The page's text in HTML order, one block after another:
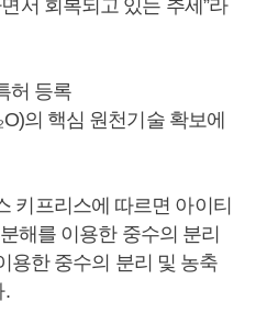
서 회복되고 있는 추세”라
허 등록
의 핵심 원천기술 확보에
키프리스에 따르면 아이티
해를 이용한 중수의 분리
용한 중수의 분리 및 농축
.